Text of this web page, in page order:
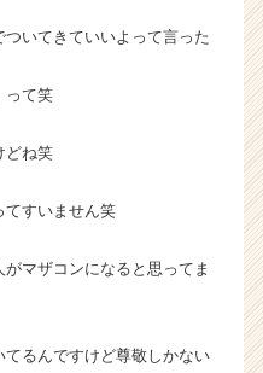
いてきていいよって言った
って笑
どね笑
てすいません笑
マザコンになると思ってま
るんですけど尊敬しかない